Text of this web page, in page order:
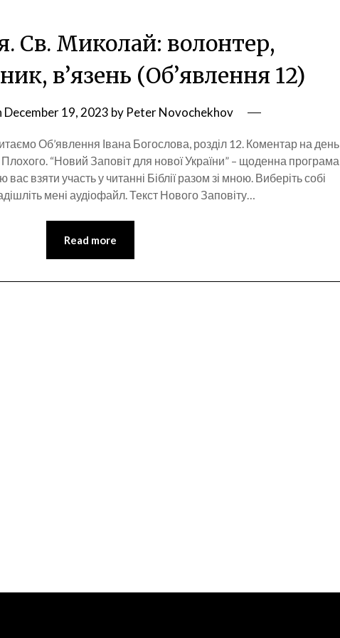
Св. Миколай: волонтер,
в’язень (Об’явлення 12)
December 19, 2023 by Peter Novochekhov
Об’явлення Івана Богослова, розділ 12. Коментар на день
“Новий Заповіт для нової України” – щоденна програма
взяти участь у читанні Біблії разом зі мною. Виберіть собі
мені аудіофайл. Текст Нового Заповіту…
Read more